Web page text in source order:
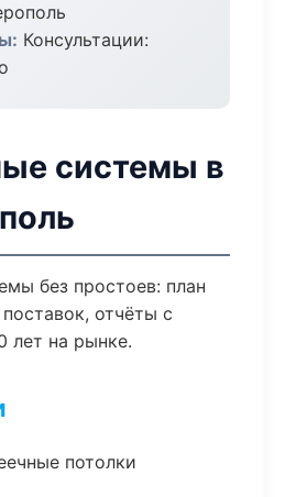
Консультации:
системы в
без простоев: план
отчёты с
лет на рынке.
потолки